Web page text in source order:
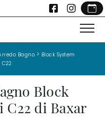
Bagno > Block System
C22
Block
C22 di Baxar